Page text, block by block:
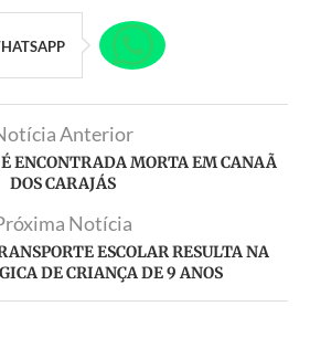
Anterior
ENCONTRADA MORTA EM CANAÃ
DOS CARAJÁS
Notícia
ESCOLAR RESULTA NA
DE CRIANÇA DE 9 ANOS